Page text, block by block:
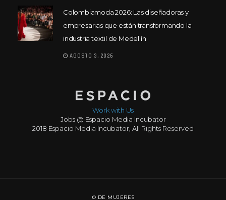
Colombiamoda 2026: Las diseñadoras y
empresarias que están transformando la
industria textil de Medellín
AGOSTO 3, 2026
Work with Us
Jobs @ Espacio Media Incubator
2018 Espacio Media Incubator, All Rights Reserved
© DE MUJERES